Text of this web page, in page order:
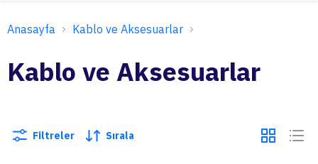
Anasayfa Kablo ve Aksesuarlar
Kablo ve Aksesuarlar
Filtreler Sırala